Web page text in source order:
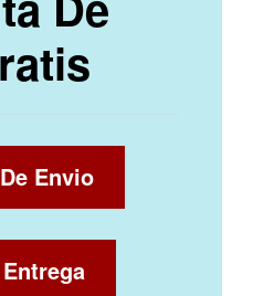
Envio